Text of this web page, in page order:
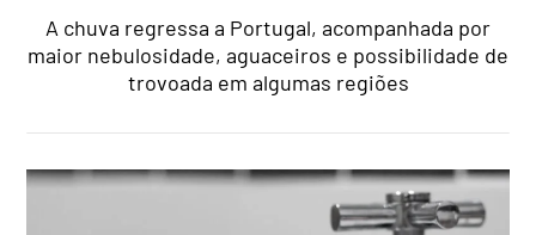
A chuva regressa a Portugal, acompanhada por
maior nebulosidade, aguaceiros e possibilidade de
trovoada em algumas regiões